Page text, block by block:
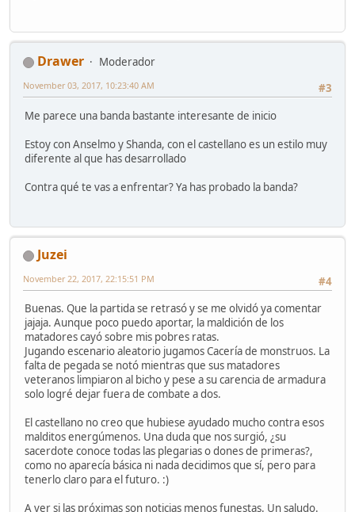
Drawer
Moderador
#3
November 03, 2017, 10:23:40 AM
Me parece una banda bastante interesante de inicio
Estoy con Anselmo y Shanda, con el castellano es un estilo muy
diferente al que has desarrollado
Contra qué te vas a enfrentar? Ya has probado la banda?
Juzei
#4
November 22, 2017, 22:15:51 PM
Buenas. Que la partida se retrasó y se me olvidó ya comentar
jajaja. Aunque poco puedo aportar, la maldición de los
matadores cayó sobre mis pobres ratas.
Jugando escenario aleatorio jugamos Cacería de monstruos. La
falta de pegada se notó mientras que sus matadores
veteranos limpiaron al bicho y pese a su carencia de armadura
solo logré dejar fuera de combate a dos.
El castellano no creo que hubiese ayudado mucho contra esos
malditos energúmenos. Una duda que nos surgió, ¿su
sacerdote conoce todas las plegarias o dones de primeras?,
como no aparecía básica ni nada decidimos que sí, pero para
tenerlo claro para el futuro. :)
A ver si las próximas son noticias menos funestas. Un saludo.